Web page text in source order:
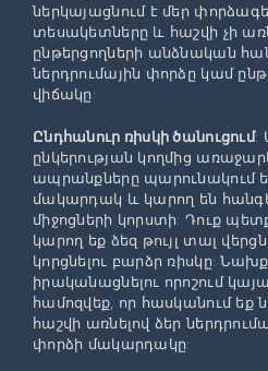
ներկայացնում է մեր
տեսակետները և հաշվի չի
ընթերցողների անձնական
ներդրումային փորձը կամ
վիճակը:
Ընդհանուր ռիսկի ծանուցում:
ընկերության կողմից
ապրանքները պարունակում
մակարդակ և կարող են
միջոցների կորստի: Դուք
կարող եք ձեզ թույլ տալ
կորցնելու բարձր ռիսկը:
իրականացնելու որոշում
համոզվեք, որ հասկանում եք
հաշվի առնելով ձեր
փորձի մակարդակը: